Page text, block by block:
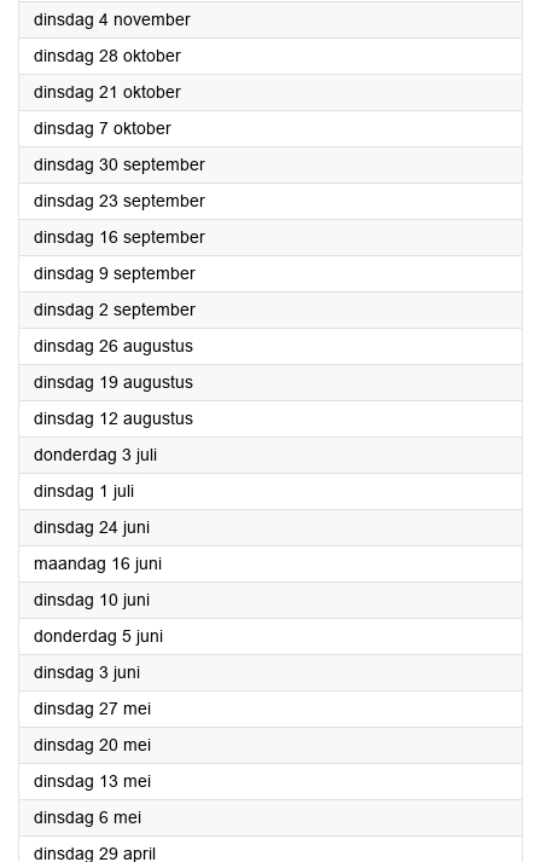
dinsdag 4 november2025
dinsdag 28 oktober2025
dinsdag 21 oktober2025
dinsdag 7 oktober2025
dinsdag 30 september2025
dinsdag 23 september2025
dinsdag 16 september2025
dinsdag 9 september2025
dinsdag 2 september2025
dinsdag 26 augustus2025
dinsdag 19 augustus2025
dinsdag 12 augustus2025
donderdag 3 juli2025
dinsdag 1 juli2025
dinsdag 24 juni2025
maandag 16 juni2025
dinsdag 10 juni2025
donderdag 5 juni2025
dinsdag 3 juni2025
dinsdag 27 mei2025
dinsdag 20 mei2025
dinsdag 13 mei2025
dinsdag 6 mei2025
dinsdag 29 april2025